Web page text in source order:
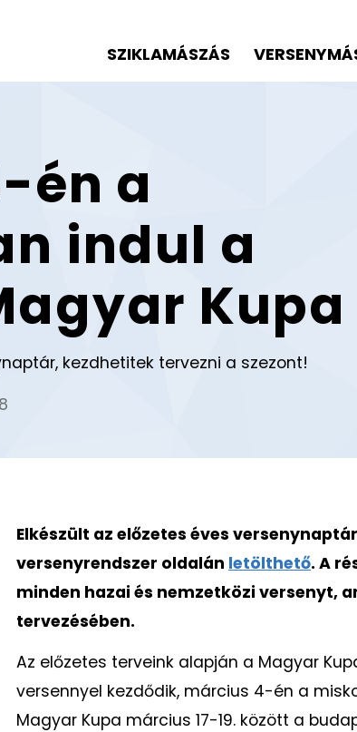
SZIKLAMÁSZÁS
én a
indul a
Kupa
kezdhetitek tervezni a szezont!
Elkészült az előzetes éves
versenyrendszer oldalán letölthető. A
minden hazai és nemzetközi versenyt,
tervezésében.
Az előzetes terveink alapján a Magyar
versennyel kezdődik, március 4-én a
Magyar Kupa március 17-19. között a